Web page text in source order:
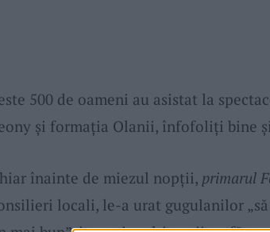
500 de oameni au asistat la
și formația Olanii, înfofoliți bine
înainte de miezul nopții, primarul
locali, le-a urat gugulanilor